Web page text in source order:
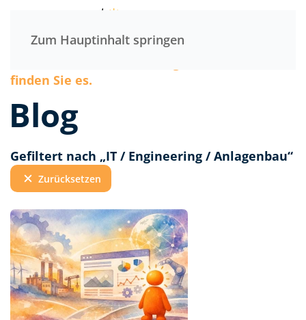
Zum Hauptinhalt springen
finden Sie es.
Blog
Gefiltert nach „IT / Engineering / Anlagenbau“
Zurücksetzen